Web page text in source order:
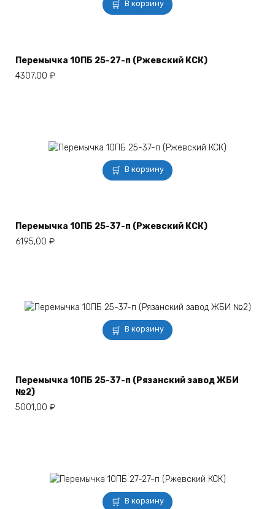
В корзину
Перемычка 10ПБ 25-27-п (Ржевский КСК)
4307,00 ₽
В корзину
Перемычка 10ПБ 25-37-п (Ржевский КСК)
6195,00 ₽
В корзину
Перемычка 10ПБ 25-37-п (Рязанский завод ЖБИ
№2)
5001,00 ₽
В корзину